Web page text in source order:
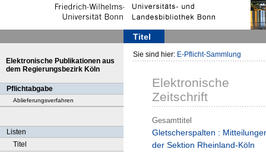
Titel
Elektronische Publikationen aus
dem Regierungsbezirk Köln
Pflichtabgabe
Ablieferungsverfahren
Listen
Titel
Sie sind hier: E-Pflicht-Sammlung
Elektronische
Zeitschrift
Gesamttitel
Gletscherspalten :
der Sektion Rheinland-Köln